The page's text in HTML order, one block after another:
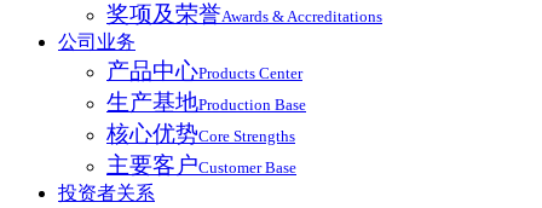
奖项及荣誉Awards & Accreditations
公司业务
产品中心Products Center
生产基地Production Base
核心优势Core Strengths
主要客户Customer Base
投资者关系